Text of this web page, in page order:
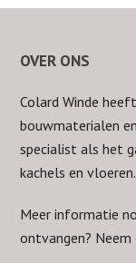
OVER ONS
Colard Winde
bouwmaterialen
specialist als het
kachels en vloeren.
Meer informatie
ontvangen? Neem